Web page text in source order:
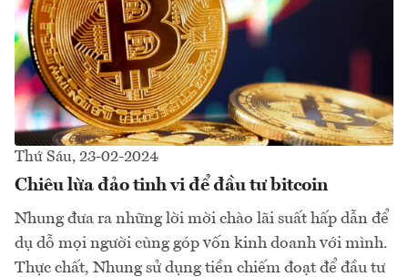
Thứ Sáu, 23-02-2024
Chiêu lừa đảo tinh vi để đầu tư bitcoin
Nhung đưa ra những lời mời chào lãi suất hấp dẫn để
dụ dỗ mọi người cùng góp vốn kinh doanh với mình.
Thực chất, Nhung sử dụng tiền chiếm đoạt để đầu tư